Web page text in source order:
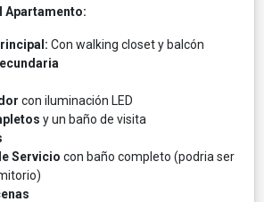
Apartamento:
Con walking closet y balcón
con iluminación LED
y un baño de visita
Servicio con baño completo (podria ser